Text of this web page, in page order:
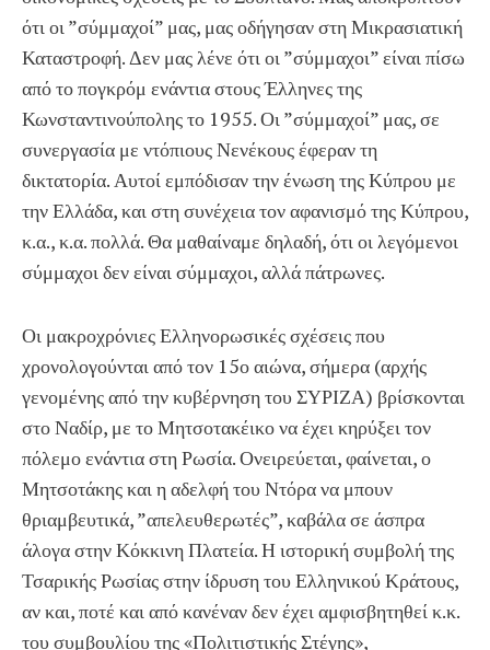
ότι οι ”σύμμαχοί” μας, μας οδήγησαν στη Μικρασιατική
Καταστροφή. Δεν μας λένε ότι οι ”σύμμαχοι” είναι πίσω
από το πογκρόμ ενάντια στους Έλληνες της
Κωνσταντινούπολης το 1955. Οι ”σύμμαχοί” μας, σε
συνεργασία με ντόπιους Νενέκους έφεραν τη
δικτατορία. Αυτοί εμπόδισαν την ένωση της Κύπρου με
την Ελλάδα, και στη συνέχεια τον αφανισμό της Κύπρου,
κ.α., κ.α. πολλά. Θα μαθαίναμε δηλαδή, ότι οι λεγόμενοι
σύμμαχοι δεν είναι σύμμαχοι, αλλά πάτρωνες.
Οι μακροχρόνιες Ελληνορωσικές σχέσεις που
χρονολογούνται από τον 15ο αιώνα, σήμερα (αρχής
γενομένης από την κυβέρνηση του ΣΥΡΙΖΑ) βρίσκονται
στο Ναδίρ, με το Μητσοτακέικο να έχει κηρύξει τον
πόλεμο ενάντια στη Ρωσία. Ονειρεύεται, φαίνεται, ο
Μητσοτάκης και η αδελφή του Ντόρα να μπουν
θριαμβευτικά, ”απελευθερωτές”, καβάλα σε άσπρα
άλογα στην Κόκκινη Πλατεία. Η ιστορική συμβολή της
Τσαρικής Ρωσίας στην ίδρυση του Ελληνικού Κράτους,
αν και, ποτέ και από κανέναν δεν έχει αμφισβητηθεί κ.κ.
του συμβουλίου της «Πολιτιστικής Στέγης»,